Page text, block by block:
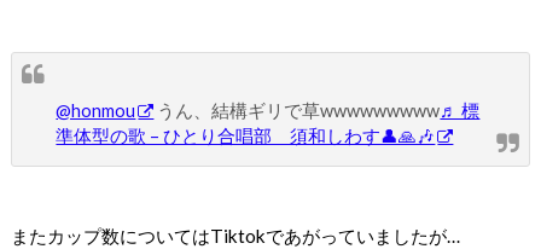
@honmou うん、結構ギリで草wwwwwwwww♬ 標
準体型の歌 – ひとり合唱部 須和しわす👤🙏🎶
またカップ数についてはTiktokであがっていましたが…